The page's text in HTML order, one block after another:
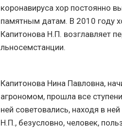
коронавируса хор постоянно
памятным датам. В 2010 году
Капитонова Н.П. возглавляет
льносемстанции.
Капитонова Нина Павловна,
агрономом, прошла все
ней советовались, находя в
Н.П., безусловно, человек,